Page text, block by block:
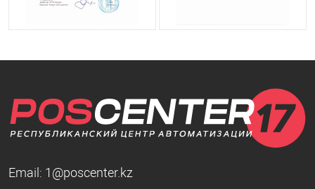
Email: 1@poscenter.kz